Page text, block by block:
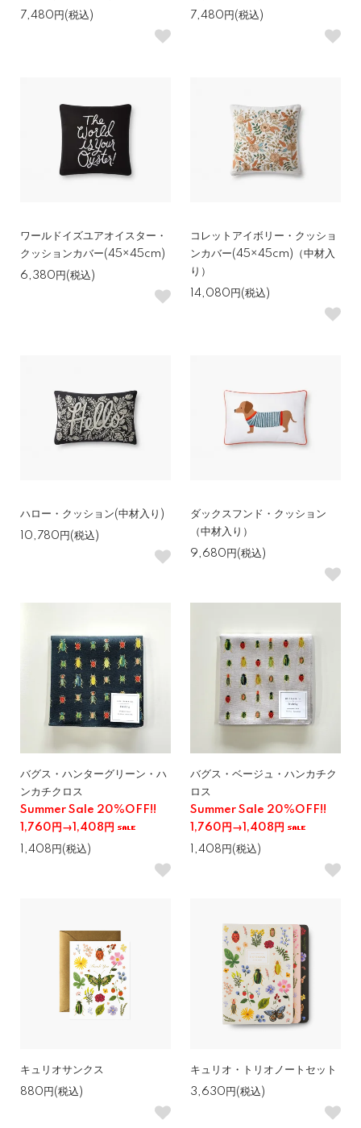
7,480円(税込)
7,480円(税込)
ワールドイズユアオイスター・
クッションカバー(45×45cm)
6,380円(税込)
コレットアイボリー・クッショ
ンカバー(45×45cm)（中材入
り）
14,080円(税込)
ハロー・クッション(中材入り)
10,780円(税込)
ダックスフンド・クッション
（中材入り）
9,680円(税込)
バグス・ハンターグリーン・ハ
ンカチクロス
Summer Sale 20%OFF!!
1,760円→1,408円
1,408円(税込)
バグス・ベージュ・ハンカチク
ロス
Summer Sale 20%OFF!!
1,760円→1,408円
1,408円(税込)
キュリオサンクス
880円(税込)
キュリオ・トリオノートセット
3,630円(税込)